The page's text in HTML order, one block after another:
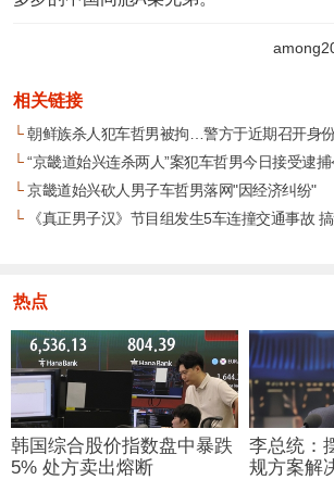
相关链接
└朝鲜族杀人犯车哲男被拘…警方于近期召开身
└“京畿道始兴连杀两人”案犯车哲男今日接受逮
└京畿道始兴砍人男子车哲男落网"因经济纠纷"
└《真正男子汉》节目组发生5车连撞交通事故 搞笑
热点
韩国综合股价指数盘中暴跌
5% 处方卖出熔断
李总统：
规方案解